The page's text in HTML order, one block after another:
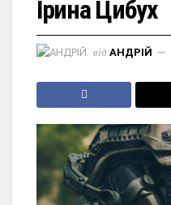
Ірина Цибух
від АНДРІЙ